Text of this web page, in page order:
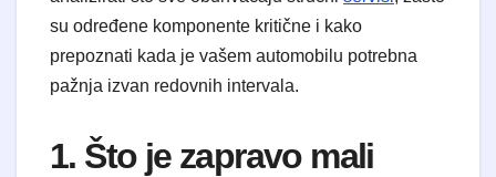
su određene komponente kritične i kako
prepoznati kada je vašem automobilu potrebna
pažnja izvan redovnih intervala.
1. Što je zapravo mali